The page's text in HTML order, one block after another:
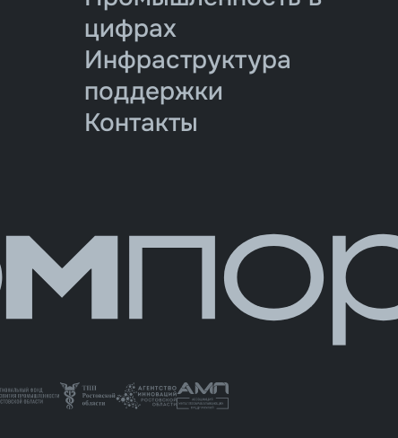
цифрах
Инфраструктура
поддержки
Контакты